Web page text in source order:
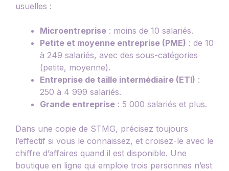
usuelles :
Microentreprise : moins de 10 salariés.
Petite et moyenne entreprise (PME) : de 10
à 249 salariés, avec des sous-catégories
(petite, moyenne).
Entreprise de taille intermédiaire (ETI) :
250 à 4 999 salariés.
Grande entreprise : 5 000 salariés et plus.
Dans une copie de STMG, précisez toujours
l’effectif si vous le connaissez, et croisez-le avec le
chiffre d’affaires quand il est disponible. Une
boutique en ligne qui emploie trois personnes n’est